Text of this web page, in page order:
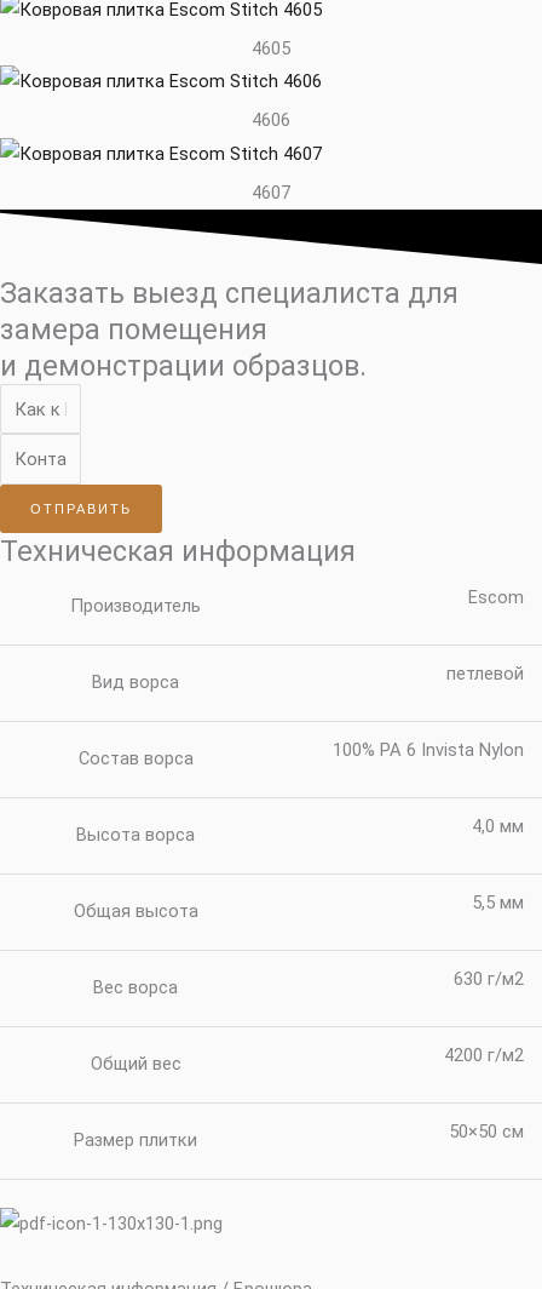
4605
4606
4607
Заказать выезд специалиста для
замера помещения
и демонстрации образцов.
ОТПРАВИТЬ
Техническая информация
Производитель Escom
Вид ворса петлевой
Состав ворса 100% PA 6 Invista Nylon
Высота ворса 4,0 мм
Общая высота 5,5 мм
Вес ворса 630 г/м2
Общий вес 4200 г/м2
Размер плитки 50×50 см